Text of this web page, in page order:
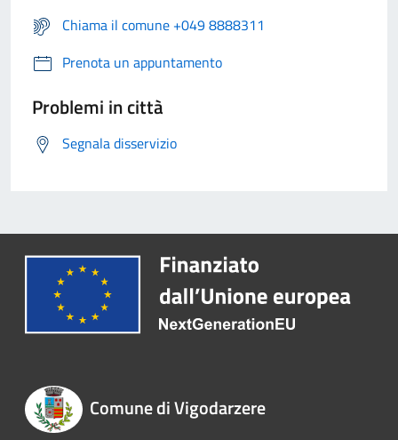
Chiama il comune +049 8888311
Prenota un appuntamento
Problemi in città
Segnala disservizio
Comune di Vigodarzere